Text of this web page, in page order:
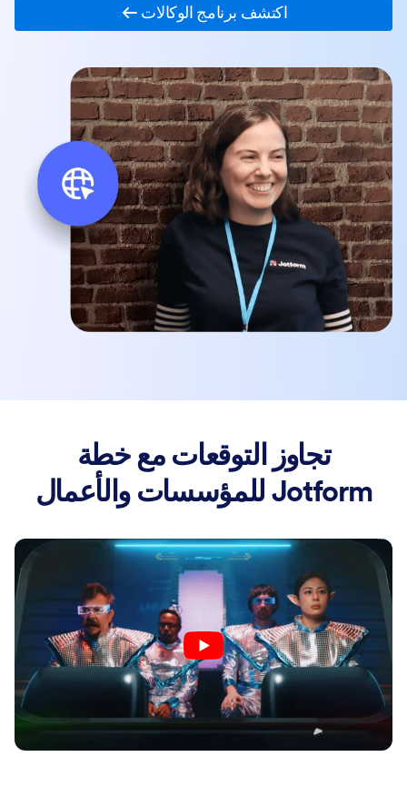
اكتشف برنامج الوكالات
تجاوز التوقعات مع خطة
Jotform للمؤسسات والأعمال